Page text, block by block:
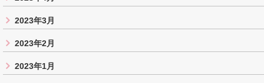
2023年3月
2023年2月
2023年1月